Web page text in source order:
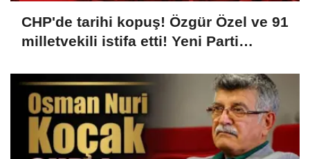
CHP'de tarihi kopuş! Özgür Özel ve 91
milletvekili istifa etti! Yeni Parti